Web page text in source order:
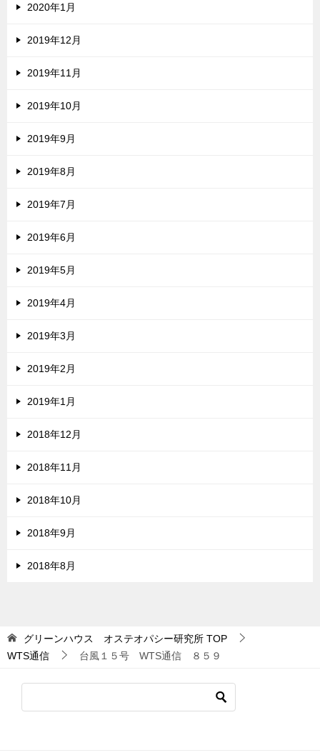
2020年1月
2019年12月
2019年11月
2019年10月
2019年9月
2019年8月
2019年7月
2019年6月
2019年5月
2019年4月
2019年3月
2019年2月
2019年1月
2018年12月
2018年11月
2018年10月
2018年9月
2018年8月
グリーンハウス オステオパシー研究所 TOP
WTS通信
台風１５号 WTS通信 ８５９